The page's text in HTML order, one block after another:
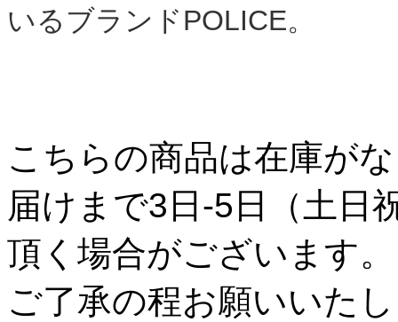
いるブランドPOLICE。
こちらの商品は在庫が
届けまで3日-5日（土日
頂く場合がございます。
ご了承の程お願いいた